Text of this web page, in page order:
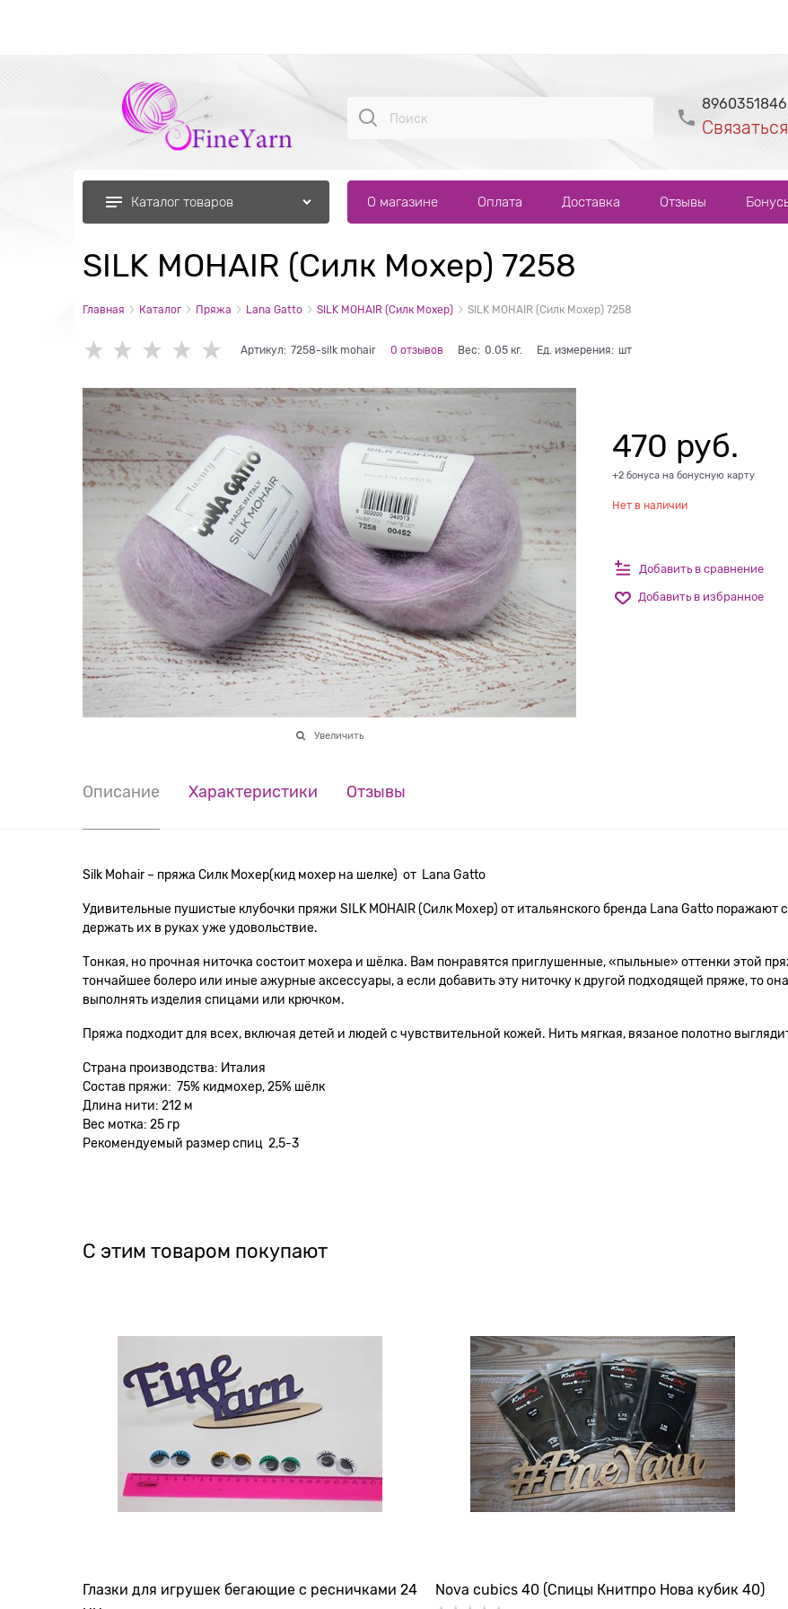
Каталог товаров О магазине Оплата Доставка Отзывы
SILK MOHAIR (Силк Мохер) 7258
Главная Каталог Пряжа Lana Gatto SILK MOHAIR (Силк Мохер) SILK MOHAIR (Силк Мохер) 7258
Артикул: 7258-silk mohair 0 отзывов Вес: 0.05кг. Ед. измерения: шт
Увеличить
470 руб.
+2 бонуса на бонусную карту
Нет в наличии
Добавить в сравнение
Добавить в избранное
Описание Характеристики Отзывы
Silk Mohair – пряжа Силк Мохер(кид мохер на шелке) от Lana Gatto
Удивительные пушистые клубочки пряжи SILK MOHAIR (Силк Мохер) от итальянского бренда Lana Gatto
держать их в руках уже удовольствие.
Тонкая, но прочная ниточка состоит мохера и шёлка. Вам понравятся приглушенные, «пыльные» оттенки этой
тончайшее болеро или иные ажурные аксессуары, а если добавить эту ниточку к другой подходящей пряже, то
выполнять изделия спицами или крючком.
Пряжа подходит для всех, включая детей и людей с чувствительной кожей. Нить мягкая, вязаное полотно
Страна производства: Италия
Состав пряжи: 75% кидмохер, 25% шёлк
Длина нити: 212 м
Вес мотка: 25 гр
Рекомендуемый размер спиц 2,5-3
С этим товаром покупают
Глазки для игрушек бегающие с ресничками 24
Nova cubics 40 (Спицы Книтпро Нова кубик 40)